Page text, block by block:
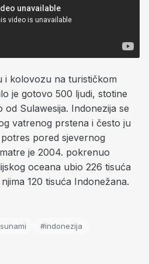
i kolovozu na turističkom
je gotovo 500 ljudi, stotine
Sulawesija. Indonezija se
vatrenog prstena i često ju
pored sjevernog
je 2004. pokrenuo
oceana ubio 226 tisuća
120 tisuća Indonežana.
#indonezija